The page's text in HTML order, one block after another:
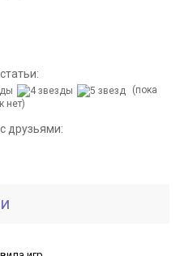
(пока
нет)
друзьями: